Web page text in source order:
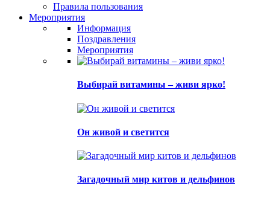
Правила пользования
Мероприятия
Информация
Поздравления
Мероприятия
Выбирай витамины – живи ярко!
Он живой и светится
Загадочный мир китов и дельфинов